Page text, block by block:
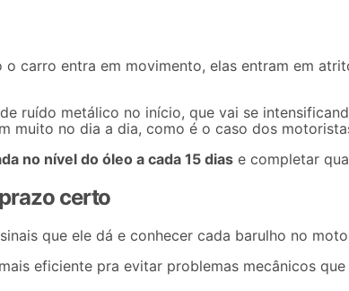
carro entra em movimento, elas entram em
ruído metálico no início, que vai se
muito no dia a dia, como é o caso dos
no nível do óleo a cada 15 dias e completar
certo
que ele dá e conhecer cada barulho no
eficiente pra evitar problemas mecânicos